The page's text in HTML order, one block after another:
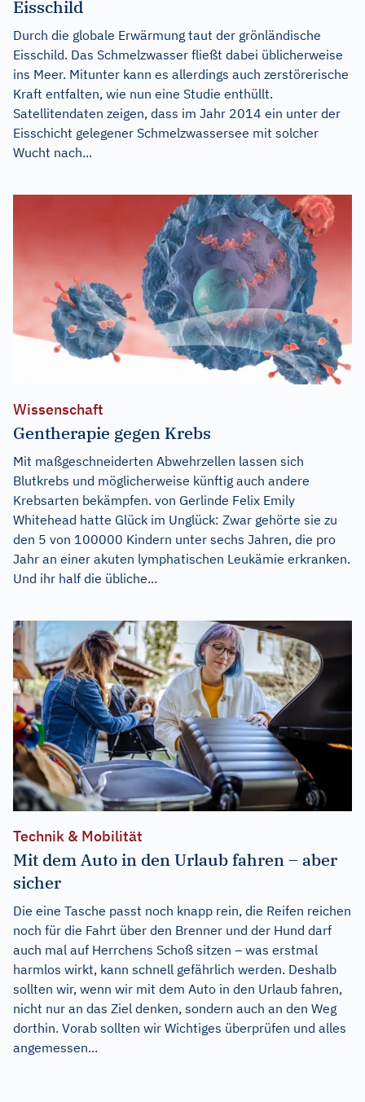
Eisschild
Durch die globale Erwärmung taut der grönländische
Eisschild. Das Schmelzwasser fließt dabei üblicherweise
ins Meer. Mitunter kann es allerdings auch zerstörerische
Kraft entfalten, wie nun eine Studie enthüllt.
Satellitendaten zeigen, dass im Jahr 2014 ein unter der
Eisschicht gelegener Schmelzwassersee mit solcher
Wucht nach...
Wissenschaft
Gentherapie gegen Krebs
Mit maßgeschneiderten Abwehrzellen lassen sich
Blutkrebs und möglicherweise künftig auch andere
Krebsarten bekämpfen. von Gerlinde Felix Emily
Whitehead hatte Glück im Unglück: Zwar gehörte sie zu
den 5 von 100000 Kindern unter sechs Jahren, die pro
Jahr an einer akuten lymphatischen Leukämie erkranken.
Und ihr half die übliche...
Technik & Mobilität
Mit dem Auto in den Urlaub fahren – aber
sicher
Die eine Tasche passt noch knapp rein, die Reifen reichen
noch für die Fahrt über den Brenner und der Hund darf
auch mal auf Herrchens Schoß sitzen – was erstmal
harmlos wirkt, kann schnell gefährlich werden. Deshalb
sollten wir, wenn wir mit dem Auto in den Urlaub fahren,
nicht nur an das Ziel denken, sondern auch an den Weg
dorthin. Vorab sollten wir Wichtiges überprüfen und alles
angemessen...